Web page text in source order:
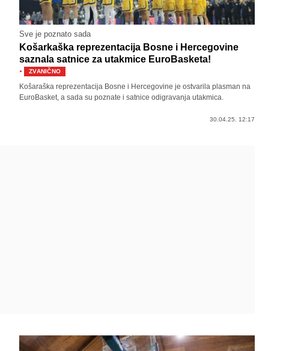
Sve je poznato sada
Košarkaška reprezentacija Bosne i Hercegovine
saznala satnice za utakmice EuroBasketa!
· ZVANIČNO
Košaraška reprezentacija Bosne i Hercegovine je ostvarila plasman na
EuroBasket, a sada su poznate i satnice odigravanja utakmica.
30.04.25. 12:17